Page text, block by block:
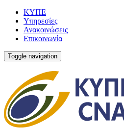
ΚΥΠΕ
Υπηρεσίες
Ανακοινώσεις
Επικοινωνία
Toggle navigation